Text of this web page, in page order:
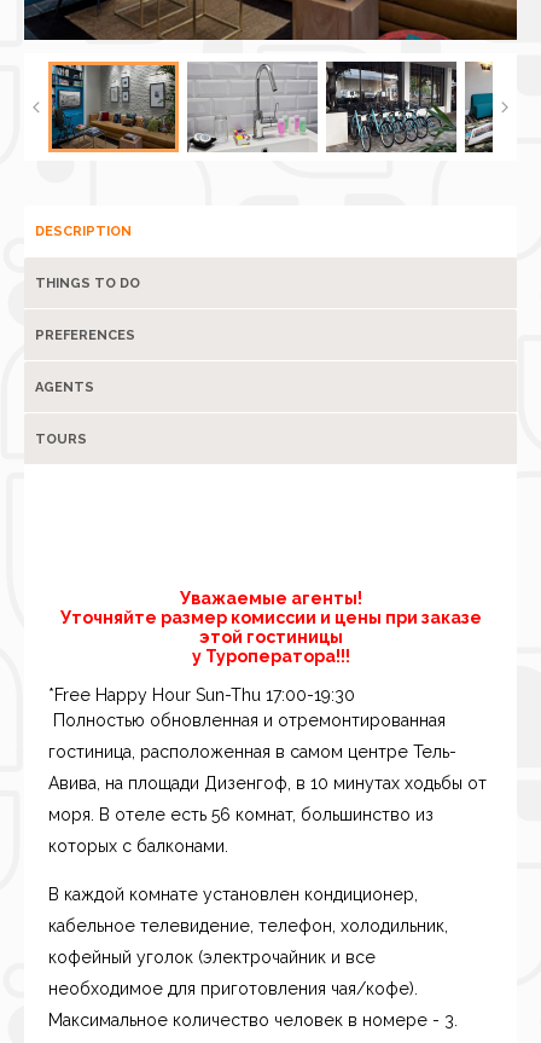
DESCRIPTION
THINGS TO DO
PREFERENCES
AGENTS
TOURS
Уважаемые агенты!
Уточняйте размер комиссии и цены при заказе
этой гостиницы
у Туроператора!!!
*Free Happy Hour Sun-Thu 17:00-19:30
Полностью обновленная и отремонтированная
гостиница, расположенная в самом центре Тель-
Авива, на площади Дизенгоф, в 10 минутах ходьбы от
моря. В отеле есть 56 комнат, большинство из
которых с балконами.
В каждой комнате установлен кондиционер,
кабельное телевидение, телефон, холодильник,
кофейный уголок (электрочайник и все
необходимое для приготовления чая/кофе).
Максимальное количество человек в номере - 3.